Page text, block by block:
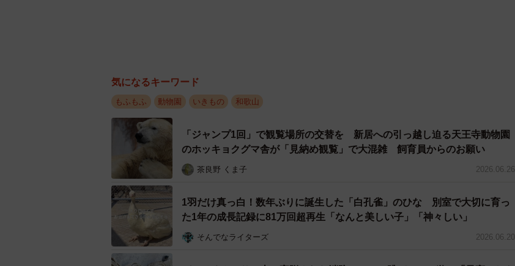
気になるキーワード
もふもふ 動物園 いきもの 和歌山
「ジャンプ1回」で観覧場所の交替を 新居への引っ越し迫る天王寺動物園
のホッキョクグマ舎が「見納め観覧」で大混雑 飼育員からのお願い
茶良野 くま子 2026.06.26
1羽だけ真っ白！数年ぶりに誕生した「白孔雀」のひな 別室で大切に育っ
た1年の成長記録に81万回超再生「なんと美しい子」「神々しい」
そんでなライターズ 2026.06.20